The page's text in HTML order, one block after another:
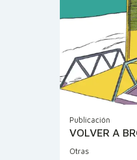
Publicación
VOLVER A
Otras